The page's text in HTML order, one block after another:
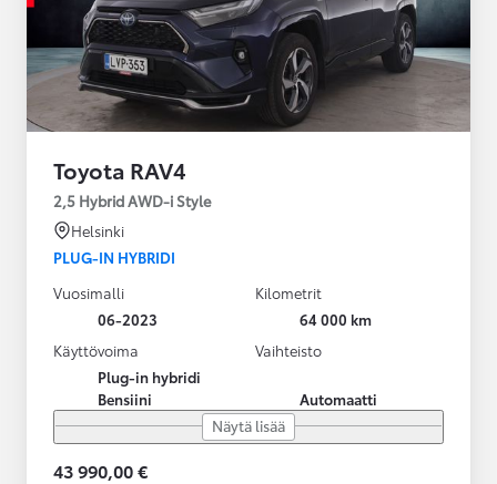
Toyota RAV4
2,5 Hybrid AWD-i Style
Helsinki
PLUG-IN HYBRIDI
Vuosimalli
06-2023
Kilometrit
64 000 km
Käyttövoima
Plug-in hybridi
Bensiini
Vaihteisto
Automaatti
Näytä lisää
43 990,00 €